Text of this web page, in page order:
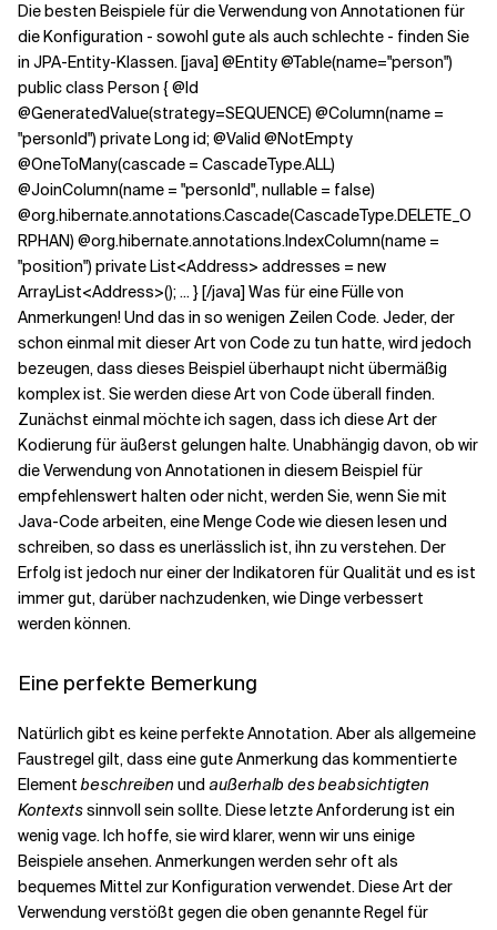
Die besten Beispiele für die Verwendung von Annotationen für
die Konfiguration - sowohl gute als auch schlechte - finden Sie
in JPA-Entity-Klassen. [java] @Entity @Table(name="person")
public class Person { @Id
@GeneratedValue(strategy=SEQUENCE) @Column(name =
"personId") private Long id; @Valid @NotEmpty
@OneToMany(cascade = CascadeType.ALL)
@JoinColumn(name = "personId", nullable = false)
@org.hibernate.annotations.Cascade(CascadeType.DELETE_O
RPHAN) @org.hibernate.annotations.IndexColumn(name =
"position") private List<Address> addresses = new
ArrayList<Address>(); ... } [/java] Was für eine Fülle von
Anmerkungen! Und das in so wenigen Zeilen Code. Jeder, der
schon einmal mit dieser Art von Code zu tun hatte, wird jedoch
bezeugen, dass dieses Beispiel überhaupt nicht übermäßig
komplex ist. Sie werden diese Art von Code überall finden.
Zunächst einmal möchte ich sagen, dass ich diese Art der
Kodierung für äußerst gelungen halte. Unabhängig davon, ob wir
die Verwendung von Annotationen in diesem Beispiel für
empfehlenswert halten oder nicht, werden Sie, wenn Sie mit
Java-Code arbeiten, eine Menge Code wie diesen lesen und
schreiben, so dass es unerlässlich ist, ihn zu verstehen. Der
Erfolg ist jedoch nur einer der Indikatoren für Qualität und es ist
immer gut, darüber nachzudenken, wie Dinge verbessert
werden können.
Eine perfekte Bemerkung
Natürlich gibt es keine perfekte Annotation. Aber als allgemeine
Faustregel gilt, dass eine gute Anmerkung das kommentierte
Elementbeschreiben und außerhalb des beabsichtigten
Kontextssinnvoll sein sollte. Diese letzte Anforderung ist ein
wenig vage. Ich hoffe, sie wird klarer, wenn wir uns einige
Beispiele ansehen. Anmerkungen werden sehr oft als
bequemes Mittel zur Konfiguration verwendet. Diese Art der
Verwendung verstößt gegen die oben genannte Regel für